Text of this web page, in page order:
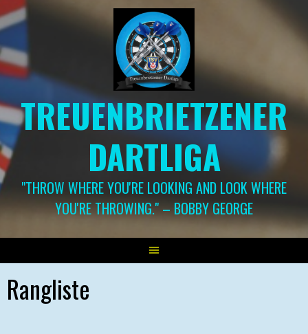
Springe
zum
TREUENBRIETZENER
DARTLIGA
"THROW WHERE YOU'RE LOOKING AND LOOK WHERE
YOU'RE THROWING." – BOBBY GEORGE
Rangliste